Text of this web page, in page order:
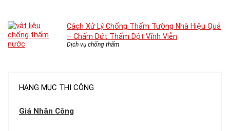
Cách Xử Lý Chống Thấm Tường Nhà Hiệu Quả
– Chấm Dứt Thấm Dột Vĩnh Viễn
Dịch vụ chống thấm
HẠNG MỤC THI CÔNG
Giá Nhân Công